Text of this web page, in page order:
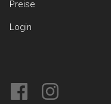
Preise
Login
facebookinstagram